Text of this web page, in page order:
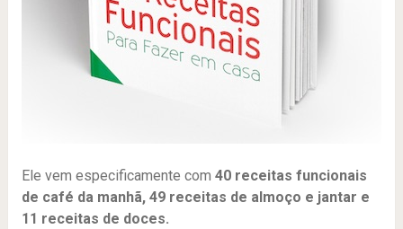
Ele vem especificamente com 40 receitas funcionais
de café da manhã, 49 receitas de almoço e jantar e
11 receitas de doces.